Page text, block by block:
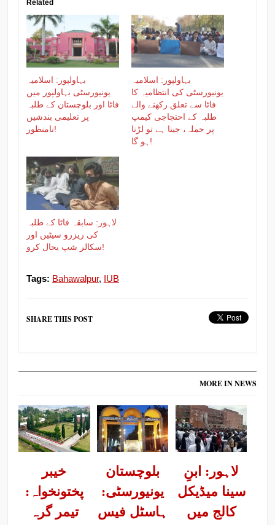
Related
بہاولپور: اسلامیہ
یونیورسٹی بہاولپور میں
فاٹا اور بلوچستان کے طلبہ
پر تعلیمی بندشیں
نامنظور!
بہاولپور: اسلامیہ
یونیورسٹی کی انتظامیہ کا
فاٹا سے تعلق رکھنے والے
طلبہ کے احتجاجی کیمپ
پر حملہ، جینا ہے تو لڑنا
ہو گا!
لاہور: سابقہ فاٹا کے طلبہ
کی ریزرو سیٹیں اور
سکالر شپ بحال کرو!
Tags: Bahawalpur, IUB
SHARE THIS POST
MORE IN NEWS
خیبر
پختونخواہ:
تیمر گرہ
بلوچستان
یونیورسٹی:
ہاسٹل فیس
لاہور: ابنِ
سینا میڈیکل
کالج میں